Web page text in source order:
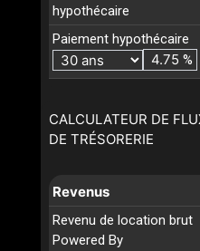
hypothécaire
Paiement hypothécaire
%
CALCULATEUR DE
DE TRÉSORERIE
Revenus
Revenu de location brut
Powered By